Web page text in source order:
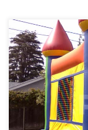
Jumpers/Brincolin
Jumpers /
City Jumpers para
Calabasas